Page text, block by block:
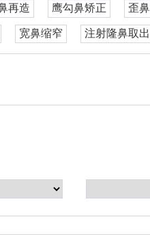
再造 鹰勾鼻矫正 歪
宽鼻缩窄 注射隆鼻取出